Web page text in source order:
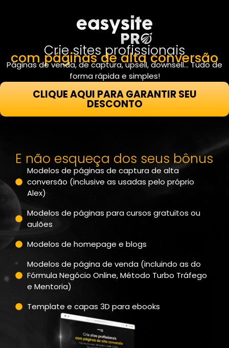
Crie sites profissionais
com páginas de alta conversão
Páginas de venda, de captura, upsell, downsell… Tudo de
forma rápida e simples!
CLIQUE AQUI PARA GARANTIR SEU
DESCONTO
E não esqueça dos seus bônus
Modelos de páginas de captura de alta
conversão (inclusive as usadas pelo próprio
Alex)
Modelos de páginas para cursos gratuitos ou
aulões
Modelos de homepage e blogs
Modelos de página de venda (incluindo as do
Fórmula Negócio Online, Método Turbo Tráfego
e Mentoria)
Template e capas 3D para ebooks